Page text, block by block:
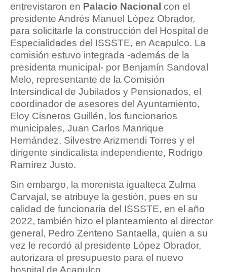
entrevistaron en Palacio Nacional con el
presidente Andrés Manuel López Obrador,
para solicitarle la construcción del Hospital de
Especialidades del ISSSTE, en Acapulco. La
comisión estuvo integrada -además de la
presidenta municipal- por Benjamín Sandoval
Melo, representante de la Comisión
Intersindical de Jubilados y Pensionados, el
coordinador de asesores del Ayuntamiento,
Eloy Cisneros Guillén, los funcionarios
municipales, Juan Carlos Manrique
Hernández, Silvestre Arizmendi Torres y el
dirigente sindicalista independiente, Rodrigo
Ramírez Justo.
Sin embargo, la morenista igualteca Zulma
Carvajal, se atribuye la gestión, pues en su
calidad de funcionaria del ISSSTE, en el año
2022, también hizo el planteamiento al director
general, Pedro Zenteno Santaella, quien a su
vez le recordó al presidente López Obrador,
autorizara el presupuesto para el nuevo
hospital de Acapulco.